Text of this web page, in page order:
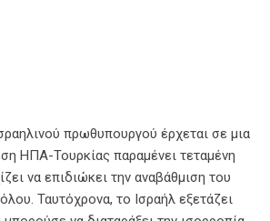
πρωθυπουργού έρχεται σε μια
ΗΠΑ-Τουρκίας παραμένει τεταμένη
να επιδιώκει την αναβάθμιση του
Ταυτόχρονα, το Ισραήλ εξετάζει